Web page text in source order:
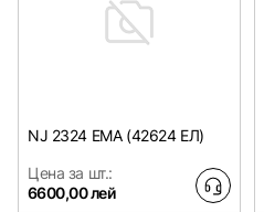
NJ 2324 EMA (42624 EЛ)
Цена за шт.:
6600,00 лей